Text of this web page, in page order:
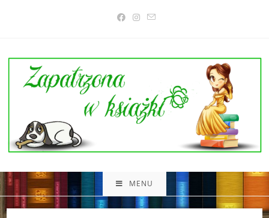
MENU